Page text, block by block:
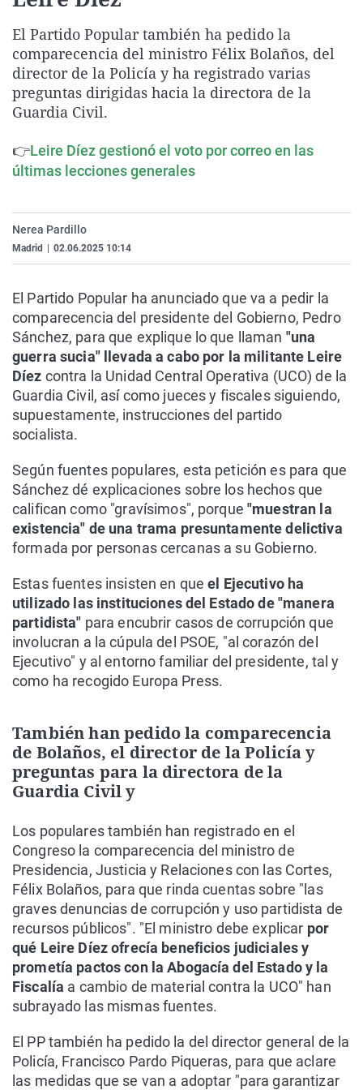
Gente viajera
Como el perro y el
Retornados
Equipo de
Operación Viuda
Galicia
La Rioja
Navarra
Televisión
Elecciones
El Partido Popular también ha pedido la
comparecencia del ministro Félix Bolaños, del
director de la Policía y ha registrado varias
preguntas dirigidas hacia la directora de la
Guardia Civil.
👉Leire Díez gestionó el voto por correo en las
últimas lecciones generales
Nerea Pardillo
Madrid 02.06.2025 10:14
El Partido Popular ha anunciado que va a pedir la
comparecencia del presidente del Gobierno, Pedro
Sánchez, para que explique lo que llaman "una
guerra sucia" llevada a cabo por la militante Leire
Díez contra la Unidad Central Operativa (UCO) de la
Guardia Civil, así como jueces y fiscales siguiendo,
supuestamente, instrucciones del partido
socialista.
Según fuentes populares, esta petición es para que
Sánchez dé explicaciones sobre los hechos que
califican como "gravísimos", porque"muestran la
existencia" de una trama presuntamente delictiva
formada por personas cercanas a su Gobierno.
Estas fuentes insisten en queel Ejecutivo ha
utilizado las instituciones del Estado de "manera
partidista" para encubrir casos de corrupción que
involucran a la cúpula del PSOE, "al corazón del
Ejecutivo" y al entorno familiar del presidente, tal y
como ha recogido Europa Press.
También han pedido la comparecencia
de Bolaños, el director de la Policía y
preguntas para la directora de la
Guardia Civil y
Los populares también han registrado en el
Congreso la comparecencia del ministro de
Presidencia, Justicia y Relaciones con las Cortes,
Félix Bolaños, para que rinda cuentas sobre "las
graves denuncias de corrupción y uso partidista de
recursos públicos". "El ministro debe explicar por
qué Leire Díez ofrecía beneficios judiciales y
prometía pactos con la Abogacía del Estado y la
Fiscalía a cambio de material contra la UCO" han
subrayado las mismas fuentes.
El PP también ha pedido la del director general de la
Policía, Francisco Pardo Piqueras, para que aclare
las medidas que se van a adoptar "para garantizar